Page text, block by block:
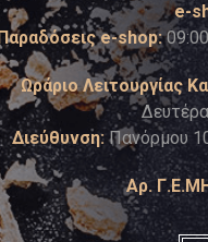
e-
e-shop:
Ωράριο Λειτουργίας
Διεύθυνση: Πανόρμου
Αρ.